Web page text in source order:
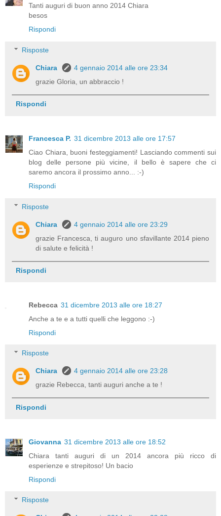
Tanti auguri di buon anno 2014 Chiara
besos
Rispondi
Risposte
Chiara
4 gennaio 2014 alle ore 23:34
grazie Gloria, un abbraccio !
Rispondi
Francesca P. 31 dicembre 2013 alle ore 17:57
Ciao Chiara, buoni festeggiamenti! Lasciando commenti sui
blog delle persone più vicine, il bello è sapere che ci
saremo ancora il prossimo anno... :-)
Rispondi
Risposte
Chiara
4 gennaio 2014 alle ore 23:29
grazie Francesca, ti auguro uno sfavillante 2014 pieno
di salute e felicità !
Rispondi
Rebecca 31 dicembre 2013 alle ore 18:27
Anche a te e a tutti quelli che leggono :-)
Rispondi
Risposte
Chiara
4 gennaio 2014 alle ore 23:28
grazie Rebecca, tanti auguri anche a te !
Rispondi
Giovanna 31 dicembre 2013 alle ore 18:52
Chiara tanti auguri di un 2014 ancora più ricco di
esperienze e strepitoso! Un bacio
Rispondi
Risposte